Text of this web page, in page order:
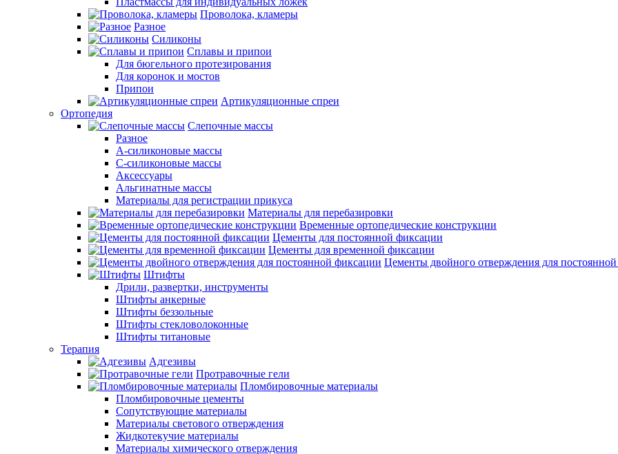
Проволока, кламеры
Разное
Силиконы
Сплавы и припои
Для бюгельного протезирования
Для коронок и мостов
Припои
Артикуляционные спреи
Ортопедия
Слепочные массы
Разное
А-силиконовые массы
С-силиконовые массы
Аксессуары
Альгинатные массы
Материалы для регистрации прикуса
Материалы для перебазировки
Временные ортопедические конструкции
Цементы для постоянной фиксации
Цементы для временной фиксации
Цементы двойного отверждения для
Штифты
Дрили, развертки, инструменты
Штифты анкерные
Штифты беззольные
Штифты стекловолоконные
Штифты титановые
Терапия
Адгезивы
Протравочные гели
Пломбировочные материалы
Пломбировочные цементы
Сопутствующие материалы
Материалы светового отверждения
Жидкотекучие материалы
Материалы химического отверждения